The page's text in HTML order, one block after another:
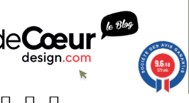
9.6/10
129 avis